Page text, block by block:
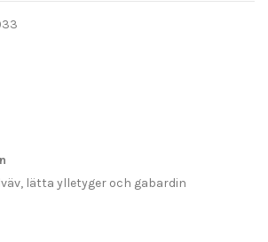
lätta ylletyger och gabardin